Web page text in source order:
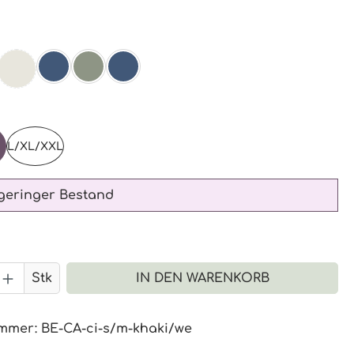
KHAKI SBS
(DIESE OPTION IST ZURZEIT NICHT VERFÜGBAR.)
NAVY AGAVENAVY SBS
L/XL/XXL
Bestand
Anzahl: Gib den gewünschten
Stk IN DEN WARENKORB
BE-CA-ci-s/m-khaki/we